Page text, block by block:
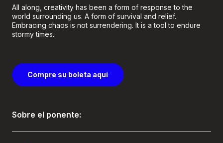
All along, creativity has been a form of response to the
world surrounding us. A form of survival and relief.
Embracing chaos is not surrendering. It is a tool to endure
stormy times.
Compre su boleta aquí
Sobre el ponente: